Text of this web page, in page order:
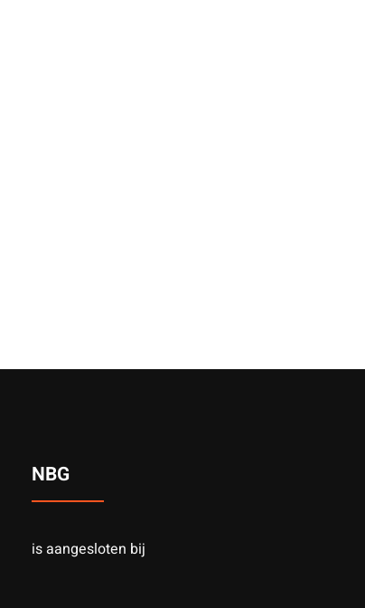
NBG
is aangesloten bij